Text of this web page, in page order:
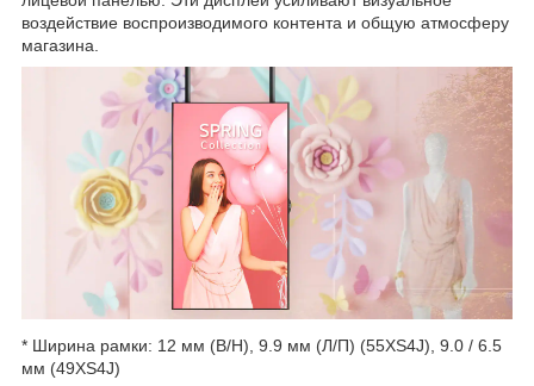
воздействие воспроизводимого контента и общую атмосферу
магазина.
* Ширина рамки: 12 мм (В/Н), 9.9 мм (Л/П) (55XS4J), 9.0 / 6.5
мм (49XS4J)